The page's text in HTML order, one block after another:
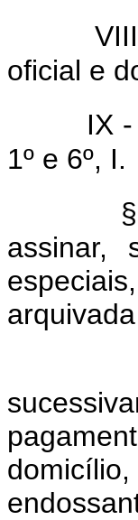
oficial e
IX
1º e 6º, I.
assinar,